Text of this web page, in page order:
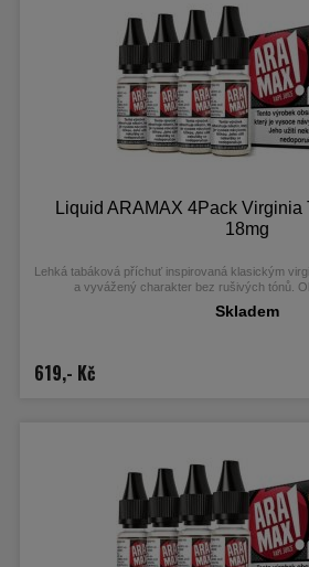
Liquid ARAMAX 4Pack Virginia
18mg
Lehká tabáková příchuť inspirovaná klasickým
a vyvážený charakter bez rušivých tónů.
Skladem
619,- Kč